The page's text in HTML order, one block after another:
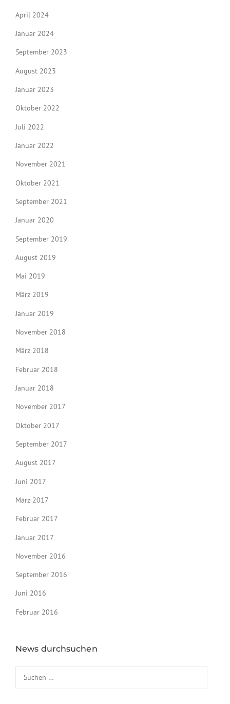
April 2024
Januar 2024
September 2023
August 2023
Januar 2023
Oktober 2022
Juli 2022
Januar 2022
November 2021
Oktober 2021
September 2021
Januar 2020
September 2019
August 2019
Mai 2019
März 2019
Januar 2019
November 2018
März 2018
Februar 2018
Januar 2018
November 2017
Oktober 2017
September 2017
August 2017
Juni 2017
März 2017
Februar 2017
Januar 2017
November 2016
September 2016
Juni 2016
Februar 2016
News durchsuchen